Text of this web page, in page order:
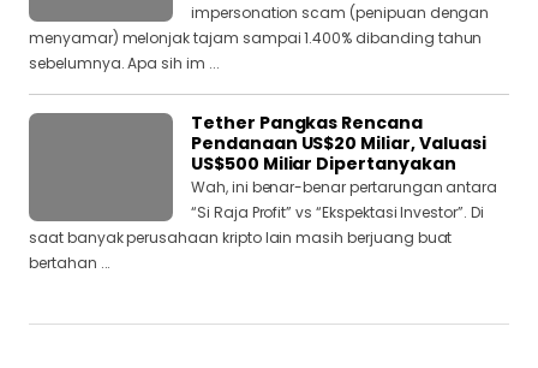
impersonation scam (penipuan dengan
menyamar) melonjak tajam sampai 1.400% dibanding tahun
sebelumnya. Apa sih im ...
Tether Pangkas Rencana
Pendanaan US$20 Miliar, Valuasi
US$500 Miliar Dipertanyakan
Wah, ini benar-benar pertarungan antara
“Si Raja Profit” vs “Ekspektasi Investor”. Di
saat banyak perusahaan kripto lain masih berjuang buat
bertahan ...